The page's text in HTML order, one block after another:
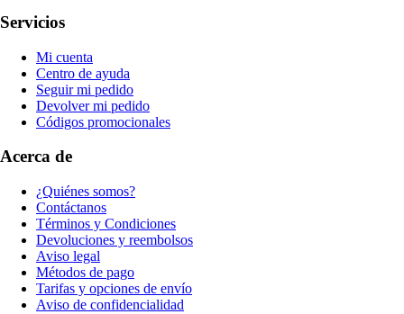
Servicios
Mi cuenta
Centro de ayuda
Seguir mi pedido
Devolver mi pedido
Códigos promocionales
Acerca de
¿Quiénes somos?
Contáctanos
Términos y Condiciones
Devoluciones y reembolsos
Aviso legal
Métodos de pago
Tarifas y opciones de envío
Aviso de confidencialidad